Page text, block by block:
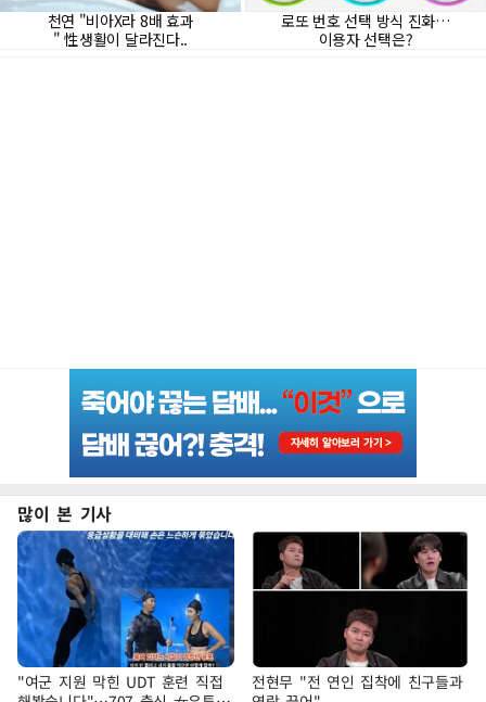
많이 본 기사
"여군 지원 막힌 UDT 훈련 직접
전현무 "전 연인 집착에 친구들과